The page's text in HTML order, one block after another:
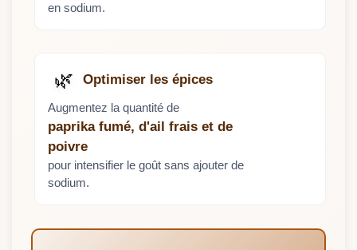
en sodium.
🌿 Optimiser les épices
Augmentez la quantité de
paprika fumé, d'ail frais et de
poivre
pour intensifier le goût sans ajouter de
sodium.